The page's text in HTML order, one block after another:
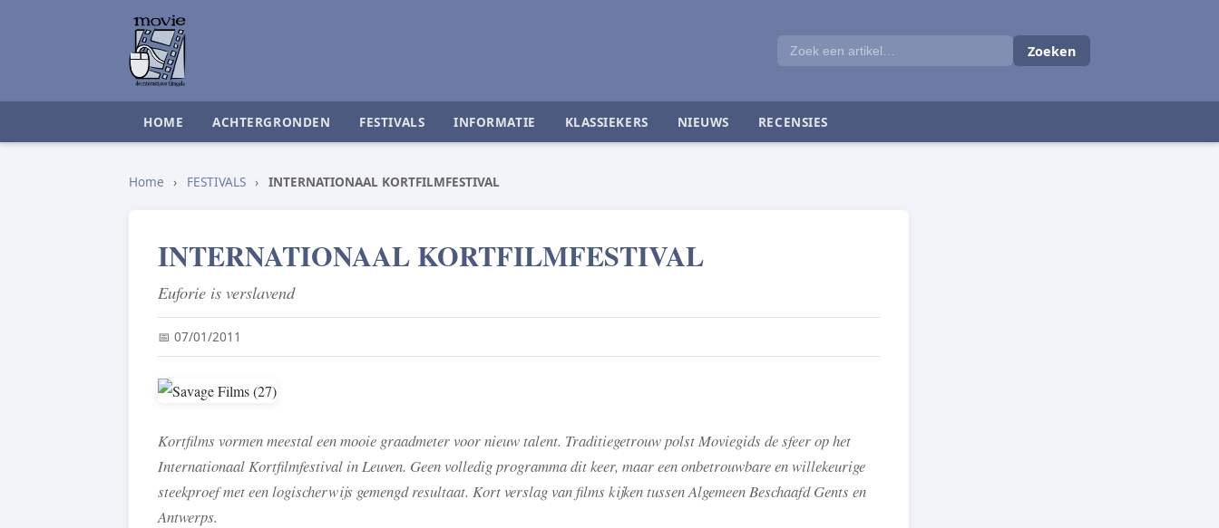
Zoeken
HOME ACHTERGRONDEN FESTIVALS INFORMATIE KLASSIEKERS NIEUWS RECENSIES
Home › FESTIVALS › INTERNATIONAAL KORTFILMFESTIVAL
INTERNATIONAAL KORTFILMFESTIVAL
Euforie is verslavend
📅 07/01/2011
Kortfilms vormen meestal een mooie graadmeter voor nieuw talent. Traditiegetrouw polst Moviegids de sfeer op het
Internationaal Kortfilmfestival in Leuven. Geen volledig programma dit keer, maar een onbetrouwbare en willekeurige
steekproef met een logischerwijs gemengd resultaat. Kort verslag van films kijken tussen Algemeen Beschaafd Gents en
Antwerps.